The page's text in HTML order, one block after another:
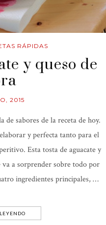
RÁPIDAS
y queso de
2015
de sabores de la receta de hoy.
y perfecta tanto para el
Esta tosta de aguacate y
va a sorprender sobre todo por
ingredientes principales, …